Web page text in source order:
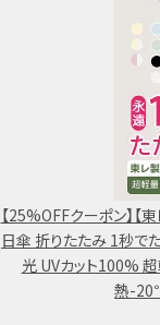
【25%OFFクーポン】【
日傘 折りたたみ 1秒で
光 UVカット100%
熱-